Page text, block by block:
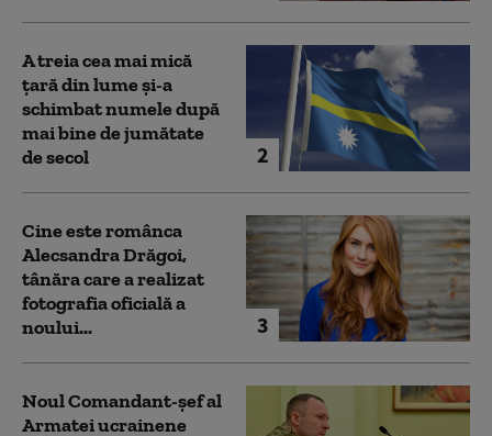
2
A treia cea mai mică
țară din lume și-a
schimbat numele după
mai bine de jumătate
de secol
3
Cine este românca
Alecsandra Drăgoi,
tânăra care a realizat
fotografia oficială a
noului...
Noul Comandant-șef al
Armatei ucrainene